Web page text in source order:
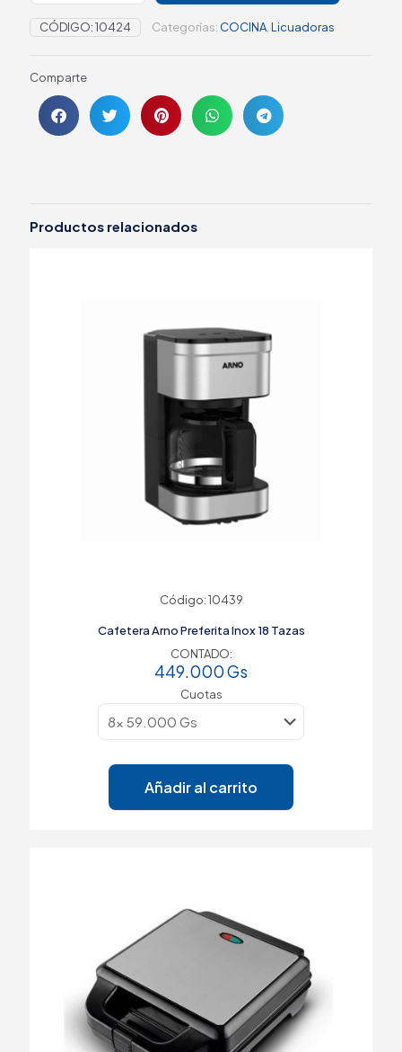
CÓDIGO:10424 Categorías: COCINA Licuadoras
Comparte
Productos relacionados
Código: 10439
Cafetera Arno Preferita Inox 18 Tazas
CONTADO:
449.000Gs
Cuotas
Añadir al carrito